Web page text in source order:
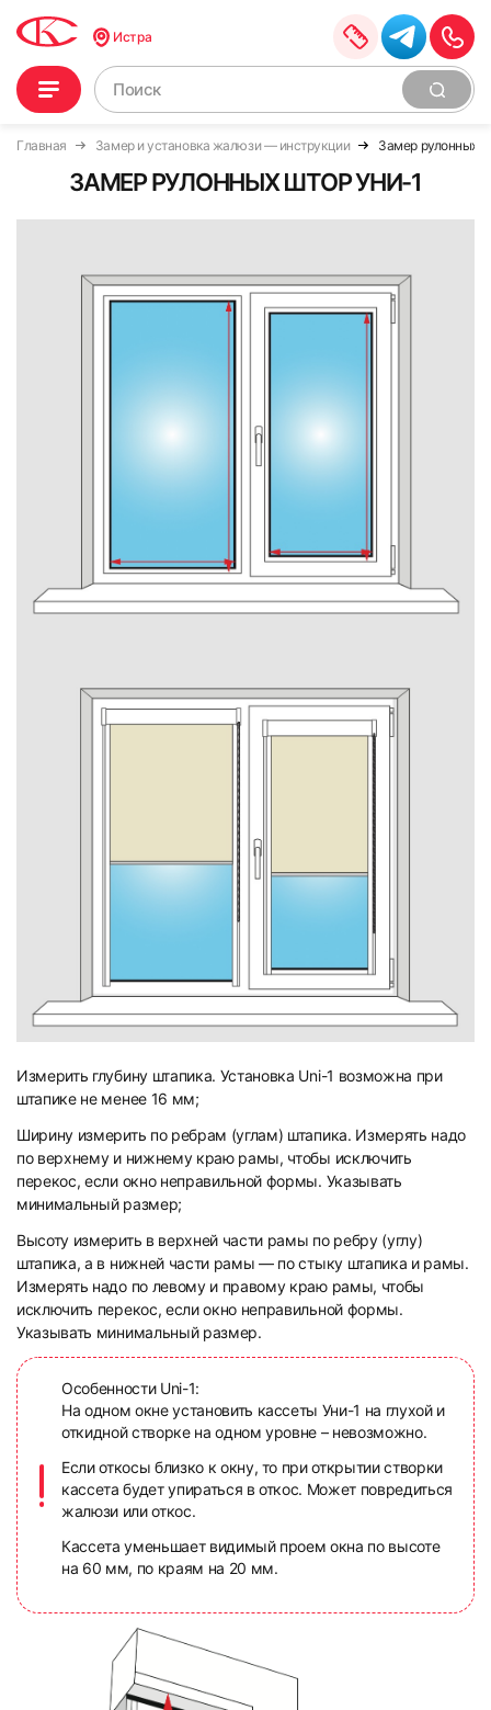
Истра
Главная Замер и установка жалюзи — инструкции Замер рулонных
ЗАМЕР РУЛОННЫХ ШТОР УНИ-1
Измерить глубину штапика. Установка Uni-1 возможна при
штапике не менее 16 мм;
Ширину измерить по ребрам (углам) штапика. Измерять надо
по верхнему и нижнему краю рамы, чтобы исключить
перекос, если окно неправильной формы. Указывать
минимальный размер;
Высоту измерить в верхней части рамы по ребру (углу)
штапика, а в нижней части рамы — по стыку штапика и рамы.
Измерять надо по левому и правому краю рамы, чтобы
исключить перекос, если окно неправильной формы.
Указывать минимальный размер.
Особенности Uni-1:
На одном окне установить кассеты Уни-1 на глухой и
откидной створке на одном уровне – невозможно.
Если откосы близко к окну, то при открытии створки
кассета будет упираться в откос. Может повредиться
жалюзи или откос.
Кассета уменьшает видимый проем окна по высоте
на 60 мм, по краям на 20 мм.